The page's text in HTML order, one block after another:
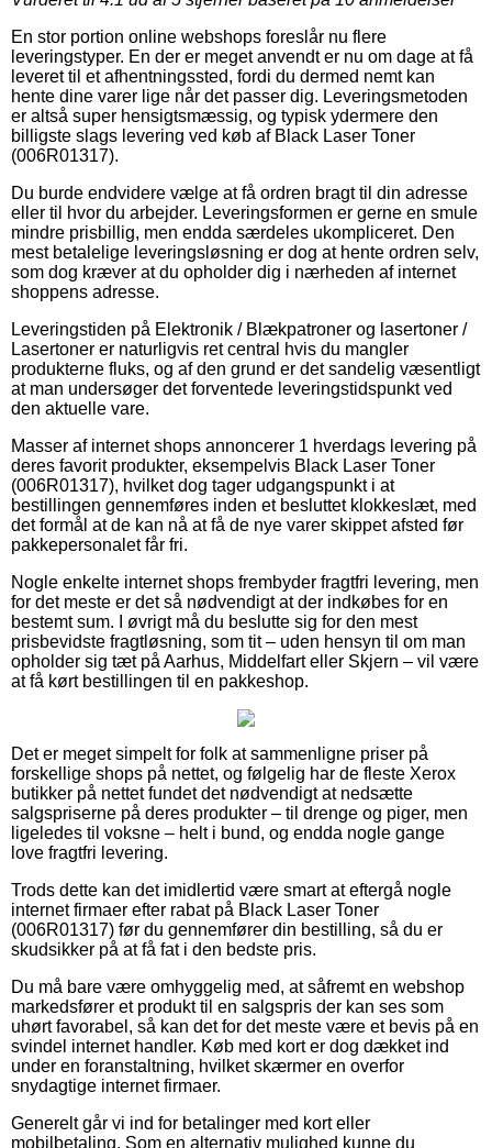
En stor portion online webshops foreslår nu flere
leveringstyper. En der er meget anvendt er nu om dage at få
leveret til et afhentningssted, fordi du dermed nemt kan
hente dine varer lige når det passer dig. Leveringsmetoden
er altså super hensigtsmæssig, og typisk ydermere den
billigste slags levering ved køb af Black Laser Toner
(006R01317).
Du burde endvidere vælge at få ordren bragt til din adresse
eller til hvor du arbejder. Leveringsformen er gerne en smule
mindre prisbillig, men endda særdeles ukompliceret. Den
mest betalelige leveringsløsning er dog at hente ordren selv,
som dog kræver at du opholder dig i nærheden af internet
shoppens adresse.
Leveringstiden på Elektronik / Blækpatroner og lasertoner /
Lasertoner er naturligvis ret central hvis du mangler
produkterne fluks, og af den grund er det sandelig væsentligt
at man undersøger det forventede leveringstidspunkt ved
den aktuelle vare.
Masser af internet shops annoncerer 1 hverdags levering på
deres favorit produkter, eksempelvis Black Laser Toner
(006R01317), hvilket dog tager udgangspunkt i at
bestillingen gennemføres inden et besluttet klokkeslæt, med
det formål at de kan nå at få de nye varer skippet afsted før
pakkepersonalet får fri.
Nogle enkelte internet shops frembyder fragtfri levering, men
for det meste er det så nødvendigt at der indkøbes for en
bestemt sum. I øvrigt må du beslutte sig for den mest
prisbevidste fragtløsning, som tit – uden hensyn til om man
opholder sig tæt på Aarhus, Middelfart eller Skjern – vil være
at få kørt bestillingen til en pakkeshop.
Det er meget simpelt for folk at sammenligne priser på
forskellige shops på nettet, og følgelig har de fleste Xerox
butikker på nettet fundet det nødvendigt at nedsætte
salgspriserne på deres produkter – til drenge og piger, men
ligeledes til voksne – helt i bund, og endda nogle gange
love fragtfri levering.
Trods dette kan det imidlertid være smart at eftergå nogle
internet firmaer efter rabat på Black Laser Toner
(006R01317) før du gennemfører din bestilling, så du er
skudsikker på at få fat i den bedste pris.
Du må bare være omhyggelig med, at såfremt en webshop
markedsfører et produkt til en salgspris der kan ses som
uhørt favorabel, så kan det for det meste være et bevis på en
svindel internet handler. Køb med kort er dog dækket ind
under en foranstaltning, hvilket skærmer en overfor
snydagtige internet firmaer.
Generelt går vi ind for betalinger med kort eller
mobilbetaling. Som en alternativ mulighed kunne du